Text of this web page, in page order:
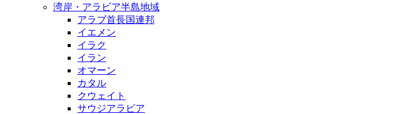
湾岸・アラビア半島地域
アラブ首長国連邦
イエメン
イラク
イラン
オマーン
カタル
クウェイト
サウジアラビア